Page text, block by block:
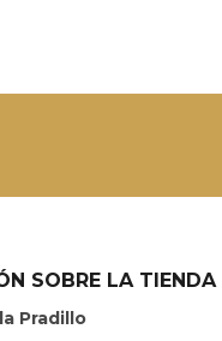
SOBRE LA TIENDA
Pradillo